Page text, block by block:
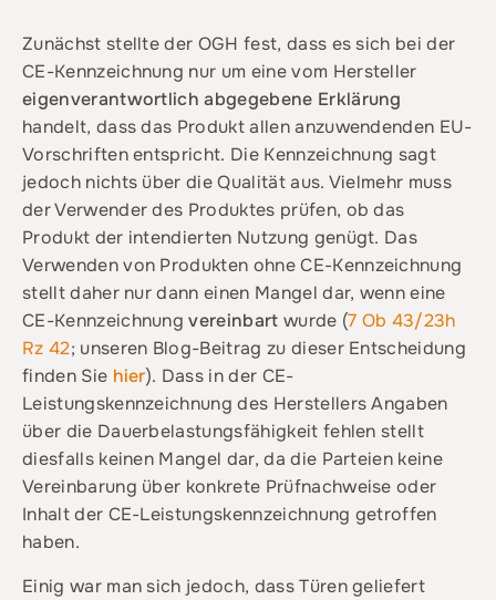
Zunächst stellte der OGH fest, dass es sich bei der
CE-Kennzeichnung nur um eine vom Hersteller
eigenverantwortlich abgegebene Erklärung
handelt, dass das Produkt allen anzuwendenden EU-
Vorschriften entspricht. Die Kennzeichnung sagt
jedoch nichts über die Qualität aus. Vielmehr muss
der Verwender des Produktes prüfen, ob das
Produkt der intendierten Nutzung genügt. Das
Verwenden von Produkten ohne CE-Kennzeichnung
stellt daher nur dann einen Mangel dar, wenn eine
CE-Kennzeichnungvereinbart wurde (7 Ob 43/23h
Rz 42; unseren Blog-Beitrag zu dieser Entscheidung
finden Sie hier). Dass in der CE-
Leistungskennzeichnung des Herstellers Angaben
über die Dauerbelastungsfähigkeit fehlen stellt
diesfalls keinen Mangel dar, da die Parteien keine
Vereinbarung über konkrete Prüfnachweise oder
Inhalt der CE-Leistungskennzeichnung getroffen
haben.
Einig war man sich jedoch, dass Türen geliefert